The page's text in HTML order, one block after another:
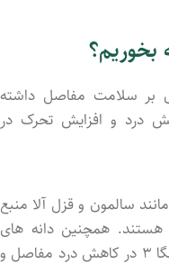
بخوریم؟
بر سلامت مفاصل داشته
درد و افزایش تحرک در
سالمون و قزل آلا منبع
فوق‌العاده‌ای از اسیدهای چرب امگا ۳ هستند. همچنین دانه های
روغنی و آجیل حاوی امگا ۳ می‌باشند. امگا ۳ در کاهش درد مفاصل و